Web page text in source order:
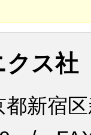
クス社
新宿